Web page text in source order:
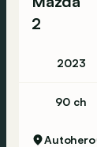
2
2023
90 ch
Autohero